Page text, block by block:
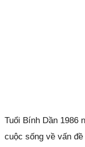
Tuổi Bính Dần 1986
cuộc sống về vấn